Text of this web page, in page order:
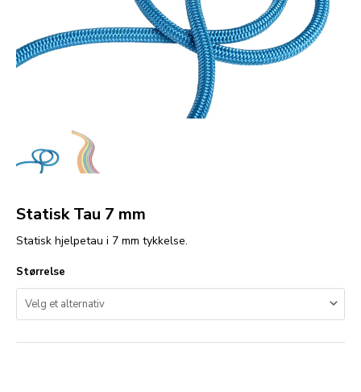
Statisk Tau 7 mm
Statisk hjelpetau i 7 mm tykkelse.
Størrelse